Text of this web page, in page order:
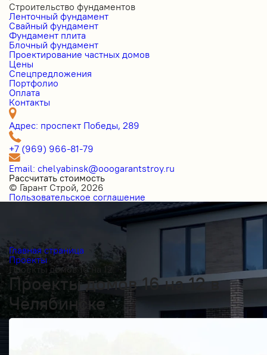
Строительство фундаментов
Ленточный фундамент
Свайный фундамент
Фундамент плита
Блочный фундамент
Проектирование частных домов
Цены
Cпецпредложения
Портфолио
Оплата
Контакты
Адрес: проспект Победы, 289
+7 (969) 966-81-79
Email: chelyabinsk@ooogarantstroy.ru
Рассчитать стоимость
© Гарант Строй, 2026
Пользовательское соглашение
Главная страница
Проекты
Проекты домов 16 на 12
Проекты домов 16 на 12 в
Челябинске
Получить косультацию